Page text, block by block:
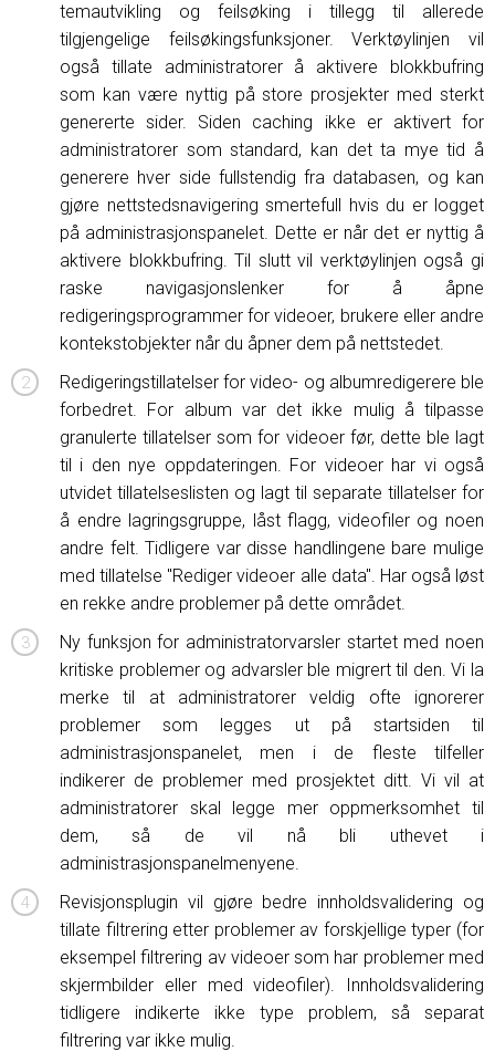
temautvikling og feilsøking i tillegg til allerede
tilgjengelige feilsøkingsfunksjoner. Verktøylinjen vil
også tillate administratorer å aktivere blokkbufring
som kan være nyttig på store prosjekter med sterkt
genererte sider. Siden caching ikke er aktivert for
administratorer som standard, kan det ta mye tid å
generere hver side fullstendig fra databasen, og kan
gjøre nettstedsnavigering smertefull hvis du er logget
på administrasjonspanelet. Dette er når det er nyttig å
aktivere blokkbufring. Til slutt vil verktøylinjen også gi
raske navigasjonslenker for å åpne
redigeringsprogrammer for videoer, brukere eller andre
kontekstobjekter når du åpner dem på nettstedet.
Redigeringstillatelser for video- og albumredigerere ble
forbedret. For album var det ikke mulig å tilpasse
granulerte tillatelser som for videoer før, dette ble lagt
til i den nye oppdateringen. For videoer har vi også
utvidet tillatelseslisten og lagt til separate tillatelser for
å endre lagringsgruppe, låst flagg, videofiler og noen
andre felt. Tidligere var disse handlingene bare mulige
med tillatelse "Rediger videoer alle data". Har også løst
en rekke andre problemer på dette området.
Ny funksjon for administratorvarsler startet med noen
kritiske problemer og advarsler ble migrert til den. Vi la
merke til at administratorer veldig ofte ignorerer
problemer som legges ut på startsiden til
administrasjonspanelet, men i de fleste tilfeller
indikerer de problemer med prosjektet ditt. Vi vil at
administratorer skal legge mer oppmerksomhet til
dem, så de vil nå bli uthevet i
administrasjonspanelmenyene.
Revisjonsplugin vil gjøre bedre innholdsvalidering og
tillate filtrering etter problemer av forskjellige typer (for
eksempel filtrering av videoer som har problemer med
skjermbilder eller med videofiler). Innholdsvalidering
tidligere indikerte ikke type problem, så separat
filtrering var ikke mulig.